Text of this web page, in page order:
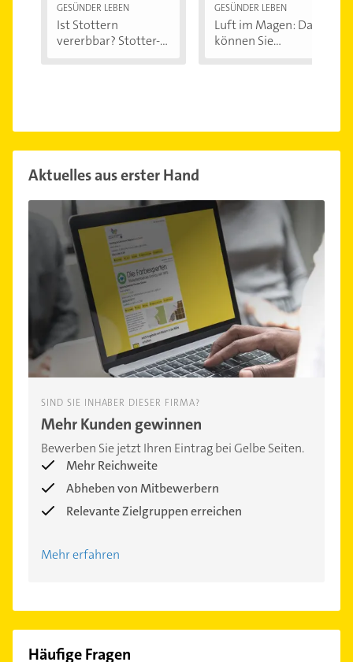
GESÜNDER LEBEN
Ist Stottern
vererbbar? Stotter-
GESÜNDER LEBEN
Luft im Magen: Das
können Sie...
Aktuelles aus erster Hand
SIND SIE INHABER DIESER FIRMA?
Mehr Kunden gewinnen
Bewerben Sie jetzt Ihren Eintrag bei Gelbe Seiten.
Mehr Reichweite
Abheben von Mitbewerbern
Relevante Zielgruppen erreichen
Mehr erfahren
Häufige Fragen